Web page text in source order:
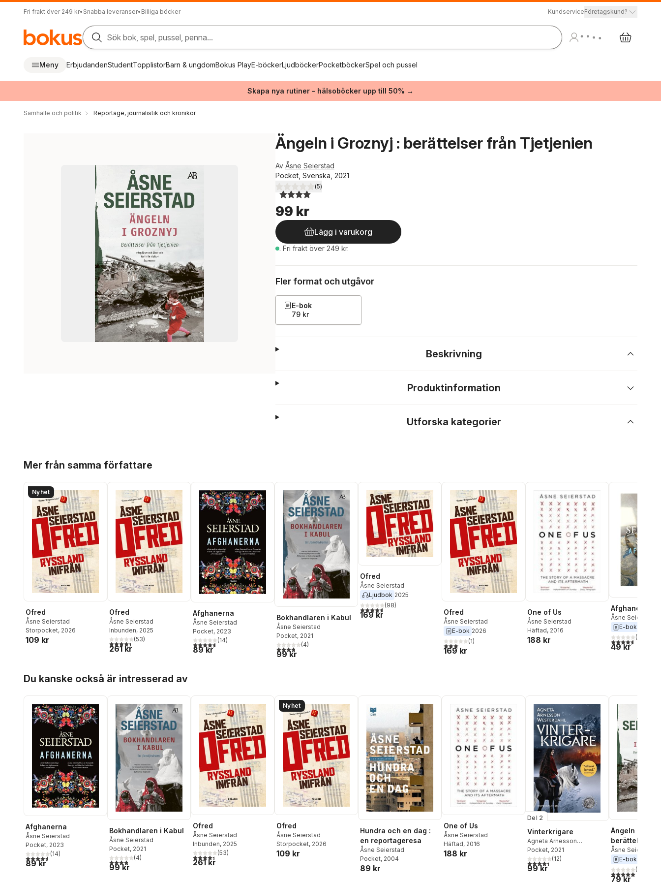
Fri frakt över 249 kr• Snabba leveranser• Billiga böcker KundserviceFöretagskund?
Sök bok, spel, pussel, penna...
Meny ErbjudandenStudentTopplistorBarn & ungdomBokus PlayE-böckerLjudböckerPocketböckerSpel och pussel
Skapa nya rutiner – hälsoböcker upp till 50% →
Samhälle och politik Reportage, journalistik och krönikor
Ängeln i Groznyj : berättelser från Tjetjenien
Av Åsne Seierstad
Pocket, Svenska, 2021
4,0utav 5 stjärnor. Totalt antal röster:
(5)
99 kr
Lägg i varukorg
. Fri frakt över 249 kr.
Fler format och utgåvor
E-bok
79 kr
Beskrivning
Produktinformation
Utforska kategorier
Mer från samma författare
Nyhet
Ofred
Åsne Seierstad
Storpocket, 2026
109 kr
Ofred
Åsne Seierstad
Inbunden, 2025
4,4utav 5 stjärnor. Totalt antal röster:
(53)
261 kr
Afghanerna
Åsne Seierstad
Pocket, 2023
4,6utav 5 stjärnor. Totalt antal röster:
(14)
89 kr
Bokhandlaren i Kabul
Åsne Seierstad
Pocket, 2021
3,8utav 5 stjärnor. Totalt antal röster:
(4)
99 kr
Ofred
Åsne Seierstad
Ljudbok 2025
4,6utav 5 stjärnor. Totalt antal röster:
(98)
169 kr Ofred
Åsne Seierstad
E-bok 2026
3,0utav 5 stjärnor. Totalt antal röster:
(1)
169 kr
One of Us
Åsne Seierstad
Häftad, 2016
188 kr
Afghanerna
Åsne Seierstad
E-bok
4,6utav 5(
49 kr
Du kanske också är intresserad av
Afghanerna
Åsne Seierstad
Pocket, 2023
4,6utav 5 stjärnor. Totalt antal röster:
(14)
89 kr
Bokhandlaren i Kabul
Åsne Seierstad
Pocket, 2021
3,8utav 5 stjärnor. Totalt antal röster:
(4)
99 kr
Ofred
Åsne Seierstad
Inbunden, 2025
4,4utav 5 stjärnor. Totalt antal röster:
(53)
261 kr
Nyhet
Ofred
Åsne Seierstad
Storpocket, 2026
109 kr
Hundra och en dag :
en reportageresa
Åsne Seierstad
Pocket, 2004
89 kr
One of Us
Åsne Seierstad
Häftad, 2016
188 kr
Del 2
Vinterkrigare
Agneta Arnesson
Westerdahl
Pocket, 2021
4,4utav 5 stjärnor. Totalt antal röster:
(12)
99 kr
Ängeln i
berättelser
Tjetjenien
Åsne Seierstad
E-bok
5,0utav 5(
79 kr